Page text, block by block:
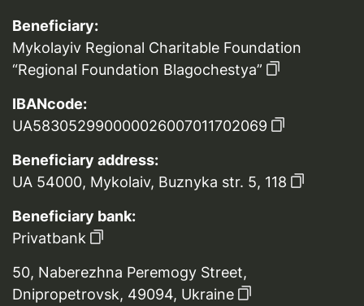
Beneficiary:
Mykolayiv Regional Charitable Foundation
“Regional Foundation Blagochestya”
IBANcode:
UA583052990000026007011702069
Beneficiary address:
UA 54000, Mykolaiv, Buznyka str. 5, 118
Beneficiary bank:
Privatbank
50, Naberezhna Peremogy Street,
Dnipropetrovsk, 49094, Ukraine